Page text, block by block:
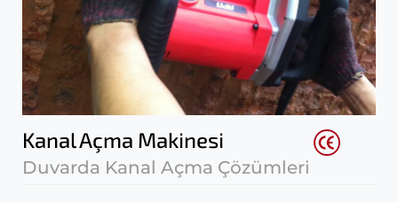
Kanal Açma Makinesi
Duvarda Kanal Açma Çözümleri